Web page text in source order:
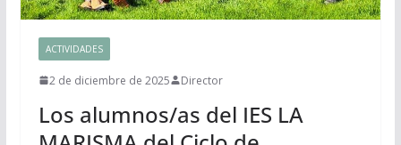
ACTIVIDADES
2 de diciembre de 2025 Director
Los alumnos/as del IES LA